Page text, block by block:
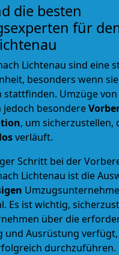
die besten
für
Lichtenau sind eine
besonders wenn
stattfinden. Umzüge
besondere
, um sicherzustellen,
verläuft.
Schritt bei der
Lichtenau ist die
Es ist wichtig,
über die
und Ausrüstung
durchzuführen.